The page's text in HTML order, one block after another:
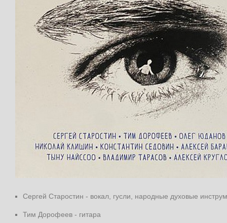
Сергей Старостин - вокал, гусли, народные духовые
Тим Дорофеев - гитара